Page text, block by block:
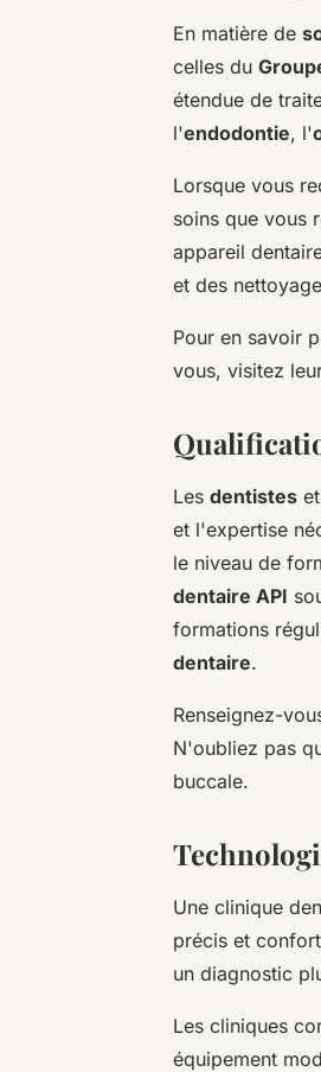
En matière de
celles du
étendue de
l'endodontie, l'
Lorsque vous
soins que vous
appareil
et des
Pour en savoir
vous, visitez
Les dentistes
et l'expertise
le niveau de
dentaire API
formations
dentaire.
Renseignez-
N'oubliez pas
buccale.
Une clinique
précis et
un diagnostic
Les cliniques
équipement